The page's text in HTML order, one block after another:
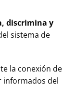
discrimina y
sistema de
la conexión de
informados del